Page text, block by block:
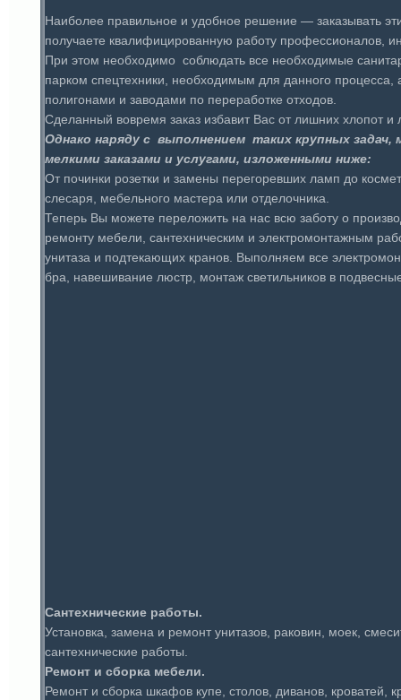
Наиболее правильное и удобное решение — заказывать
получаете квалифицированную работу профессионалов,
При этом необходимо соблюдать все необходимые
парком спецтехники, необходимым для данного
полигонами и заводами по переработке отходов.
Сделанный вовремя заказ избавит Вас от лишних хлопот
Однако наряду с выполнением таких крупных
мелкими заказами и услугами, изложенными ниже:
От починки розетки и замены перегоревших ламп до
слесаря, мебельного мастера или отделочника.
Теперь Вы можете переложить на нас всю заботу о
ремонту мебели, сантехническим и электромонтажным
унитаза и подтекающих кранов. Выполняем все
бра, навешивание люстр, монтаж светильников в
Сантехнические работы.
Установка, замена и ремонт унитазов, раковин, моек,
сантехнические работы.
Ремонт и сборка мебели.
Ремонт и сборка шкафов купе, столов, диванов,